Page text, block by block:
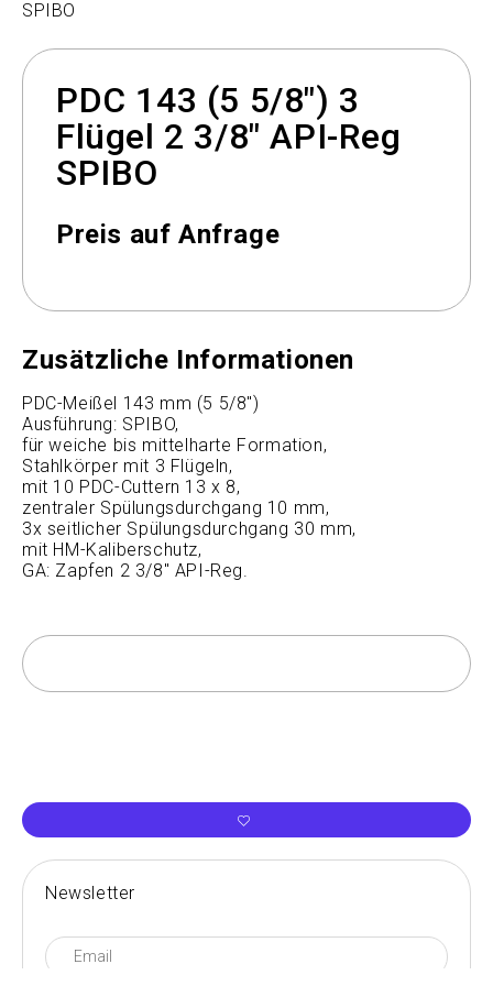
SPIBO
PDC 143 (5 5/8") 3
Flügel 2 3/8" API-Reg
SPIBO
Preis auf Anfrage
Zusätzliche Informationen
PDC-Meißel 143 mm (5 5/8")
Ausführung: SPIBO,
für weiche bis mittelharte Formation,
Stahlkörper mit 3 Flügeln,
mit 10 PDC-Cuttern 13 x 8,
zentraler Spülungsdurchgang 10 mm,
3x seitlicher Spülungsdurchgang 30 mm,
mit HM-Kaliberschutz,
GA: Zapfen 2 3/8" API-Reg.
Newsletter